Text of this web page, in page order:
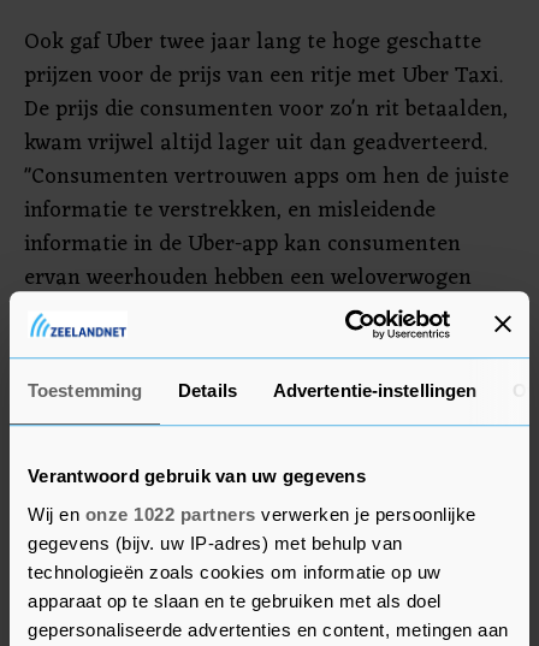
Toestemming Details Advertentie-instellingen
Verantwoord gebruik van uw gegevens
Wij en onze 1022 partners verwerken je persoonlijke
gegevens (bijv. uw IP-adres) met behulp van
technologieën zoals cookies om informatie op uw
apparaat op te slaan en te gebruiken met als doel
gepersonaliseerde advertenties en content, metingen aan
Ook gaf Uber twee jaar lang te hoge geschatte
prijzen voor de prijs van een ritje met Uber Taxi.
De prijs die consumenten voor zo'n rit betaalden,
kwam vrijwel altijd lager uit dan geadverteerd.
"Consumenten vertrouwen apps om hen de juiste
informatie te verstrekken, en misleidende
informatie in de Uber-app kan consumenten
ervan weerhouden hebben een weloverwogen
beslissing te nemen of ze wel of niet een Uber
Taxi-ritje wilden boeken", zegt de ACCC-directeur
in een verklaring. De Uber Taxi-optie was alleen
beschikbaar in Sydney en werd na twee jaar
Uber rapporteert volgende week de resultaten
over het eerste kwartaal van 2021.